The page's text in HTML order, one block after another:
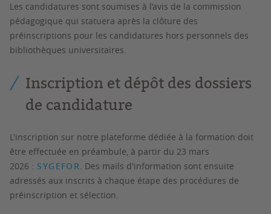
Les candidatures sont soumises à l’avis de la commission
pédagogique qui statuera après la clôture des
préinscriptions pour les candidatures hors personnels des
bibliothèques universitaires.
Inscription et dépôt des dossiers
de candidature
L'inscription sur notre plateforme dédiée à la formation doit
être effectuée en préambule, à partir du 23 mars
2026 : SYGEFOR. Des mails d'information sont ensuite
adressés aux inscrits à chaque étape des procédures de
préinscription et sélection.